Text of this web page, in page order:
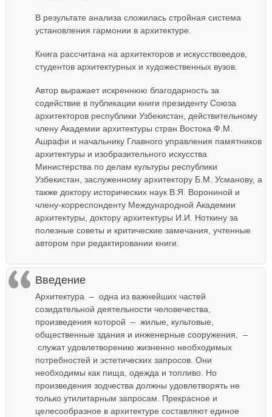
В результате анализа сложилась стройная система
установления гармонии в архитектуре.
Книга рассчитана на архитекторов и искусствоведов,
студентов архитектурных и художественных вузов.
Автор выражает искреннюю благодарность за
содействие в публикации книги президенту Союза
архитекторов республики Узбекистан, действительному
члену Академии архитектуры стран Востока Ф.М.
Ашрафи и начальнику Главного управления памятников
архитектуры и изобразительного искусства
Министерства по делам культуры республики
Узбекистан, заслуженному архитектору Б.М. Усманову, а
также доктору исторических наук В.Я. Ворониной и
члену-корреспонденту Международной Академии
архитектуры, доктору архитектуры И.И. Ноткину за
полезные советы и критические замечания, учтенные
автором при редактировании книги.
Введение
Архитектура – одна из важнейших частей
созидательной деятельности человечества,
произведения которой – жилые, культовые,
общественные здания и инженерные сооружения, –
служат удовлетворению жизненно необходимых
потребностей и эстетических запросов. Они
необходимы как пища, одежда и топливо. Но
произведения зодчества должны удовлетворять не
только утилитарным запросам. Прекрасное и
целесообразное в архитектуре составляют единое